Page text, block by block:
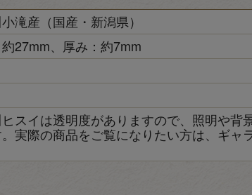
滝産（国産・新潟県）
27mm、厚み：約7mm
スイは透明度がありますので、照明や背
実際の商品をご覧になりたい方は、ギャ